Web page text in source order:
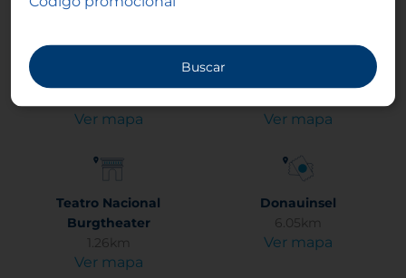
Ver mapa
Austria Center Vienna
Ver mapa
Teatro Nacional
Burgtheater
1.26km
Ver mapa
Donauinsel
6.05km
Ver mapa
Buscar